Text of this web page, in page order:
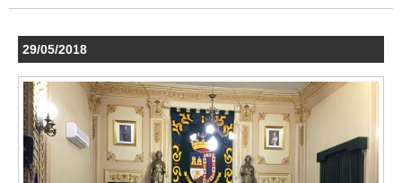
29/05/2018